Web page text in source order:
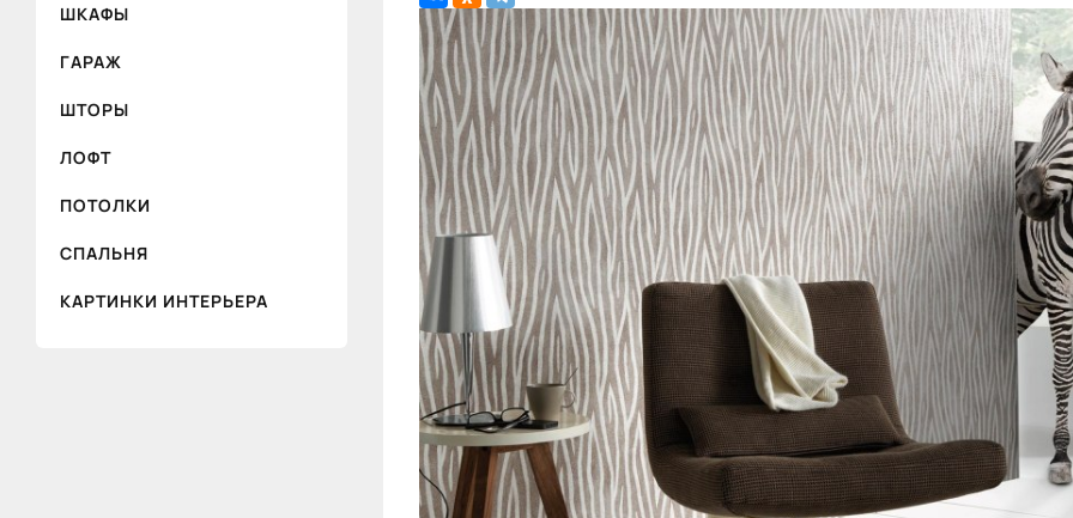
ШКАФЫ
ГАРАЖ
ШТОРЫ
ЛОФТ
ПОТОЛКИ
СПАЛЬНЯ
КАРТИНКИ ИНТЕРЬЕРА